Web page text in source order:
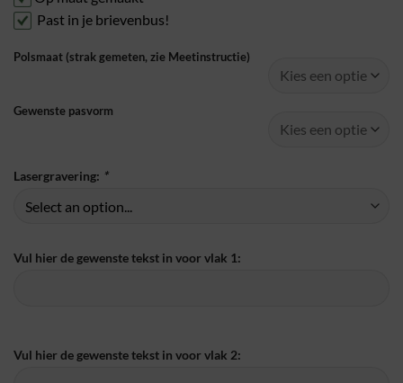
Past in je brievenbus!
Polsmaat (strak gemeten, zie Meetinstructie)
Gewenste pasvorm
Lasergravering: *
Vul hier de gewenste tekst in voor vlak 1:
Vul hier de gewenste tekst in voor vlak 2: